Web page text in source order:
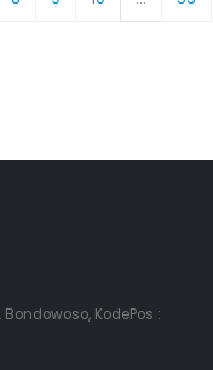
KodePos :